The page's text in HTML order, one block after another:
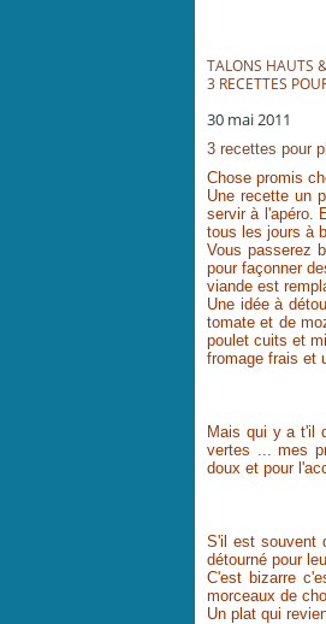
TALONS HAUTS
3 RECETTES
30 mai 2011
3 recettes pour
Chose promis
Une recette un
servir à l'apéro.
tous les jours à
Vous passerez
pour façonner
viande est
Une idée à
tomate et de
poulet cuits et
fromage frais et
Mais qui y a t'il
vertes ... mes
doux et pour
S'il est souvent
détourné pour
C'est bizarre
morceaux de
Un plat qui